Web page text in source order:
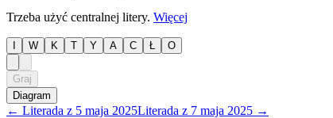
Trzeba użyć centralnej litery. Więcej
W K T Y A C Ł O
Graj
Diagram
← Literada z 5 maja 2025Literada z 7 maja 2025 →